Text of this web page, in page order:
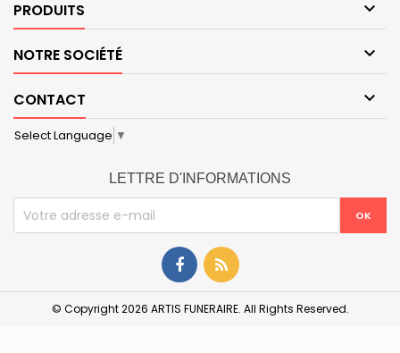
PRODUITS 
NOTRE SOCIÉTÉ 
CONTACT 
Select Language ▼
LETTRE D'INFORMATIONS
© Copyright 2026 ARTIS FUNERAIRE. All Rights Reserved.